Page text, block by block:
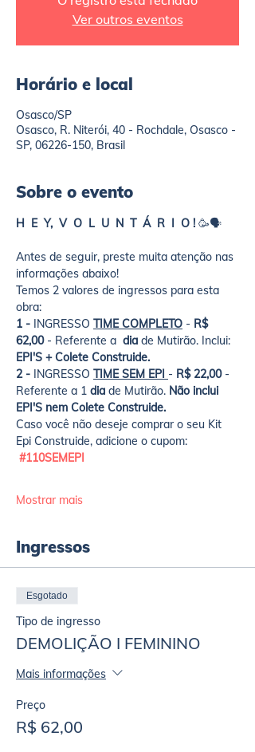
Ver outros eventos
Horário e local
Osasco/SP
Osasco, R. Niterói, 40 - Rochdale, Osasco -
SP, 06226-150, Brasil
Sobre o evento
H  E  Y,  V  O  L  U  N  T  Á  R  I  O ! 🥳🗣️
Antes de seguir, preste muita atenção nas
informações abaixo!
Temos 2 valores de ingressos para esta
obra:
1 - INGRESSO TIME COMPLETO - R$
62,00 - Referente a dia de Mutirão. Inclui:
EPI'S + Colete Construide.
2 - INGRESSO TIME SEM EPI - R$ 22,00 -
Referente a 1 dia de Mutirão. Não inclui
EPI'S nem Colete Construide.
Caso você não deseje comprar o seu Kit
Epi Construide, adicione o cupom:
#110SEMEPI
Mostrar mais
Ingressos
Esgotado
Tipo de ingresso
DEMOLIÇÃO I FEMININO
Mais informações
Preço
R$ 62,00